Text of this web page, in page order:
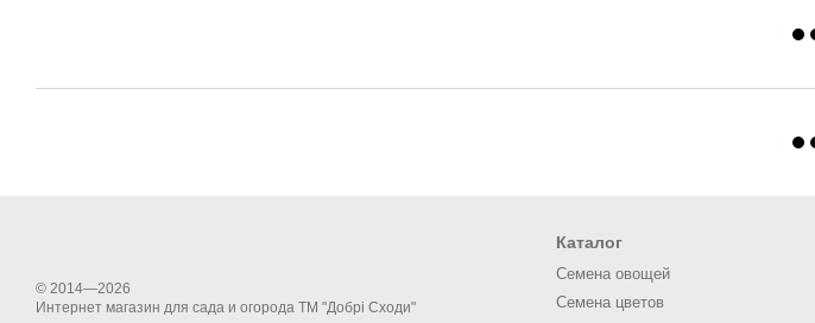
© 2014—2026
Интернет магазин для сада и огорода ТМ "Добрі Сходи"
Каталог
Семена овощей
Семена цветов